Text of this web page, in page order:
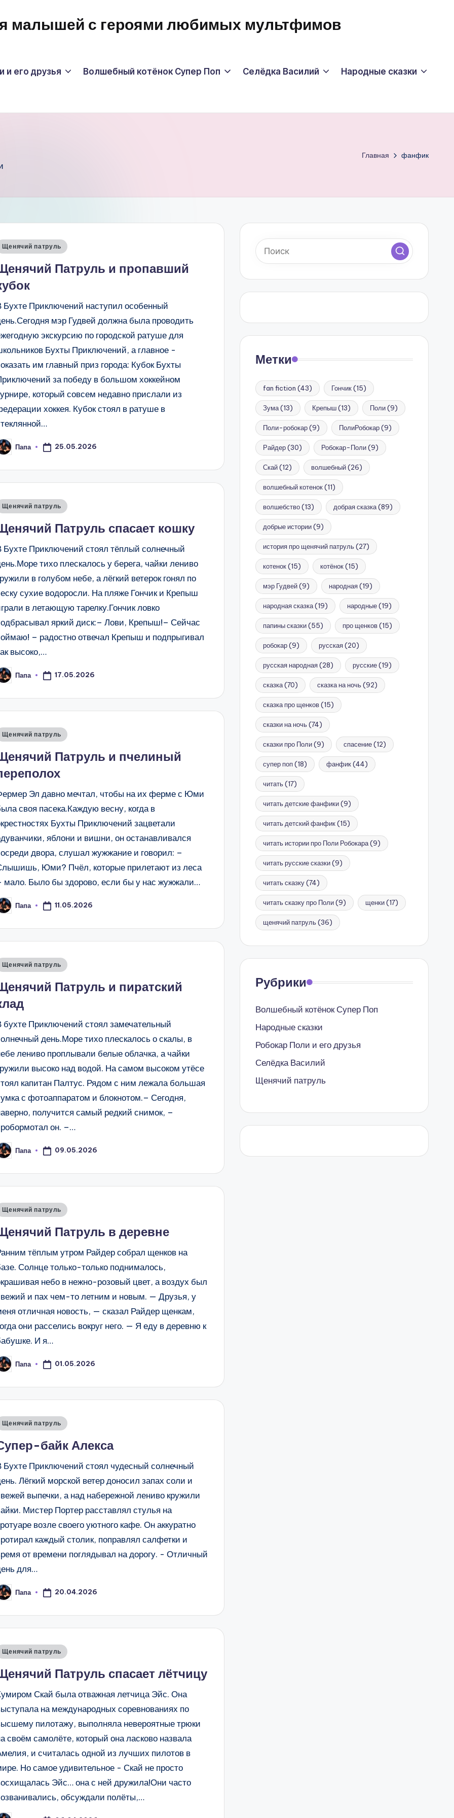
малышей с героями любимых мультфимов
и его друзья Волшебный котёнок Супер Поп Селёдка Василий Народные сказки
Главная фанфик
Щенячий патруль
Патруль и пропавший
Бухте Приключений наступил особенный
мэр Гудвей должна была проводить
экскурсию по городской ратуше для
Бухты Приключений, а главное -
им главный приз города: Кубок Бухты
за победу в большом хоккейном
который совсем недавно прислали из
хоккея. Кубок стоял в ратуше в
Папа 25.05.2026
Щенячий патруль
Патруль спасает кошку
Бухте Приключений стоял тёплый солнечный
тихо плескалось у берега, чайки лениво
в голубом небе, а лёгкий ветерок гонял по
сухие водоросли. На пляже Гончик и Крепыш
в летающую тарелку.Гончик ловко
яркий диск:– Лови, Крепыш!– Сейчас
– радостно отвечал Крепыш и подпрыгивал
высоко,…
Папа 17.05.2026
Щенячий патруль
Патруль и пчелиный
Эл давно мечтал, чтобы на их ферме с Юми
своя пасека.Каждую весну, когда в
Бухты Приключений зацветали
яблони и вишни, он останавливался
двора, слушал жужжание и говорил: –
Юми? Пчёл, которые прилетают из леса
мало. Было бы здорово, если бы у нас жужжали…
Папа 11.05.2026
Щенячий патруль
Патруль и пиратский
бухте Приключений стоял замечательный
день.Море тихо плескалось о скалы, в
лениво проплывали белые облачка, а чайки
высоко над водой. На самом высоком утёсе
капитан Палтус. Рядом с ним лежала большая
с фотоаппаратом и блокнотом.– Сегодня,
получится самый редкий снимок, –
он. –…
Папа 09.05.2026
Щенячий патруль
Патруль в деревне
тёплым утром Райдер собрал щенков на
Солнце только-только поднималось,
небо в нежно-розовый цвет, а воздух был
и пах чем-то летним и новым. — Друзья, у
отличная новость, — сказал Райдер щенкам,
они расселись вокруг него. — Я еду в деревню к
И я…
Папа 01.05.2026
Щенячий патруль
байк Алекса
Бухте Приключений стоял чудесный солнечный
Лёгкий морской ветер доносил запах соли и
выпечки, а над набережной лениво кружили
Мистер Портер расставлял стулья на
возле своего уютного кафе. Он аккуратно
каждый столик, поправлял салфетки и
от времени поглядывал на дорогу. - Отличный
для…
Папа 20.04.2026
Щенячий патруль
Патруль спасает лётчицу
Скай была отважная летчица Эйс. Она
на международных соревнованиях по
пилотажу, выполняла невероятные трюки
своём самолёте, который она ласково назвала
и считалась одной из лучших пилотов в
Но самое удивительное - Скай не просто
Эйс… она с ней дружила!Они часто
обсуждали полёты,…
Метки
fan fiction (43) Гончик(15)
Зума(13) Крепыш(13) Поли(9)
Поли-робокар(9) ПолиРобокар(9)
Райдер(30) Робокар-Поли(9)
Скай(12) волшебный(26)
волшебный котенок(11)
волшебство(13) добрая сказка(89)
добрые истории(9)
история про щенячий патруль(27)
котенок(15) котёнок(15)
мэр Гудвей(9) народная(19)
народная сказка(19) народные(19)
папины сказки(55) про щенков(15)
робокар(9) русская(20)
русская народная(28) русские(19)
сказка(70) сказка на ночь(92)
сказка про щенков(15)
сказки на ночь(74)
сказки про Поли(9) спасение(12)
супер поп(18) фанфик(44)
читать(17)
читать детские фанфики(9)
читать детский фанфик(15)
читать истории про Поли Робокара(9)
читать русские сказки(9)
читать сказку(74)
читать сказку про Поли(9) щенки(17)
щенячий патруль(36)
Рубрики
Волшебный котёнок Супер Поп
Народные сказки
Робокар Поли и его друзья
Селёдка Василий
Щенячий патруль